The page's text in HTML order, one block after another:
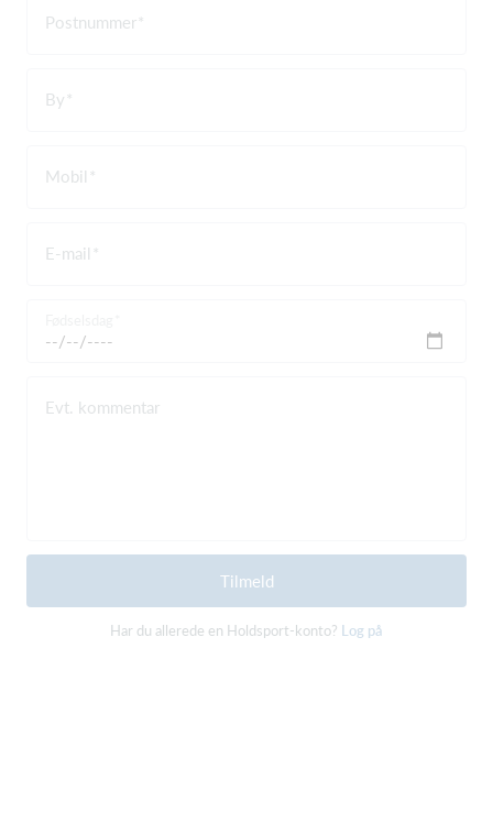
Postnummer
By
Mobil
E-mail
Evt. kommentar
Tilmeld
Har du allerede en Holdsport-konto? Log på